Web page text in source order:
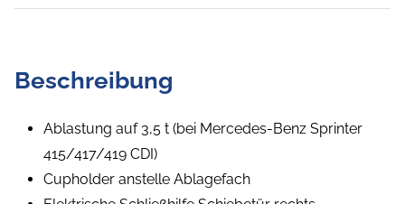
Beschreibung
Ablastung auf 3,5 t (bei Mercedes-Benz Sprinter
415/417/419 CDI)
Cupholder anstelle Ablagefach